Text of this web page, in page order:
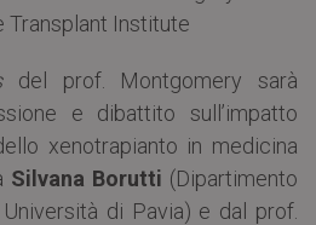
Transplant Institute
del prof. Montgomery sarà
e dibattito sull’impatto
xenotrapianto in medicina
Silvana Borutti (Dipartimento
di Pavia) e dal prof.